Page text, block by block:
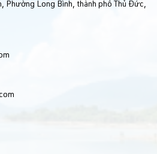
Phường Long Bình, thành phố Thủ Đức,